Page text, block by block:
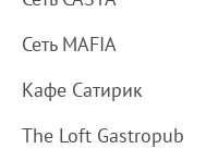
Сеть MAFIA
Кафе Сатирик
The Loft Gastropub